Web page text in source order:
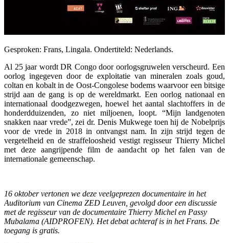
Gesproken: Frans, Lingala. Ondertiteld: Nederlands.
Al 25 jaar wordt DR Congo door oorlogsgruwelen verscheurd. Een
oorlog ingegeven door de exploitatie van mineralen zoals goud,
coltan en kobalt in de Oost-Congolese bodems waarvoor een bitsige
strijd aan de gang is op de wereldmarkt. Een oorlog nationaal en
internationaal doodgezwegen, hoewel het aantal slachtoffers in de
honderdduizenden, zo niet miljoenen, loopt. “Mijn landgenoten
snakken naar vrede”, zei dr. Denis Mukwege toen hij de Nobelprijs
voor de vrede in 2018 in ontvangst nam. In zijn strijd tegen de
vergetelheid en de straffeloosheid vestigt regisseur Thierry Michel
met deze aangrijpende film de aandacht op het falen van de
internationale gemeenschap.
16 oktober vertonen we deze veelgeprezen documentaire in het
Auditorium van Cinema ZED Leuven, gevolgd door een discussie
met de regisseur van de documentaire Thierry Michel en Passy
Mubalama (AIDPROFEN). Het debat achteraf is in het Frans. De
toegang is gratis.